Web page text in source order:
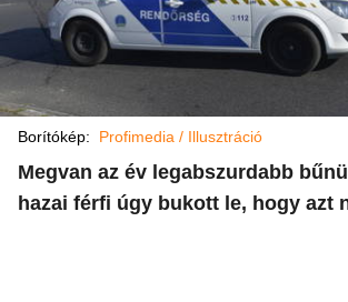
Borítókép: Profimedia / Illusztráció
Megvan az év legabszurdabb
hazai férfi úgy bukott le, hogy azt